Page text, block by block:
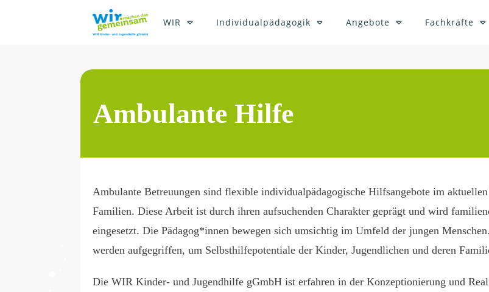
WIR Individualpädagogik Angebote Fachkräfte
Ambulante Hilfe
Ambulante Betreuungen sind flexible individualpädagogische Hilfsangebote im
Familien. Diese Arbeit ist durch ihren aufsuchenden Charakter geprägt und wird
eingesetzt. Die Pädagog*innen bewegen sich umsichtig im Umfeld der jungen
werden aufgegriffen, um Selbsthilfepotentiale der Kinder, Jugendlichen und deren
Die WIR Kinder- und Jugendhilfe gGmbH ist erfahren in der Konzeptionierung und